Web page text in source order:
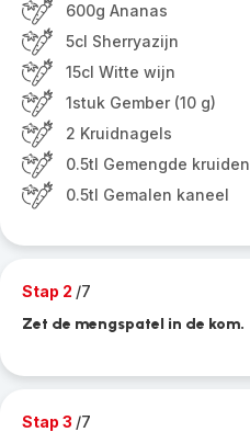
600g Ananas
5cl Sherryazijn
15cl Witte wijn
1stuk Gember (10 g)
2 Kruidnagels
0.5tl Gemengde kruiden
0.5tl Gemalen kaneel
Stap 2 /7
Zet de mengspatel in de kom.
Stap 3 /7